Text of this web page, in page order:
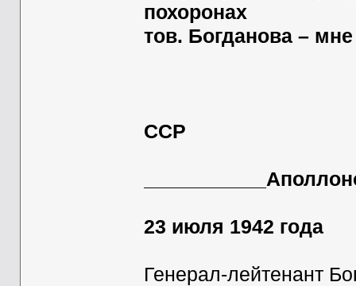
похоронах
тов. Богданова –
ССР
23 июля 1942 года
Генерал-лейтенант